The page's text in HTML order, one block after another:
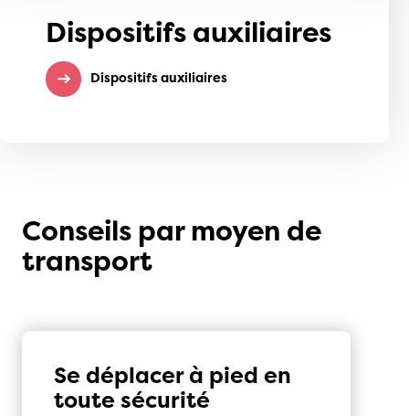
Dispositifs auxiliaires
Dispositifs auxiliaires
Conseils par moyen de
transport
Se déplacer à pied en
toute sécurité